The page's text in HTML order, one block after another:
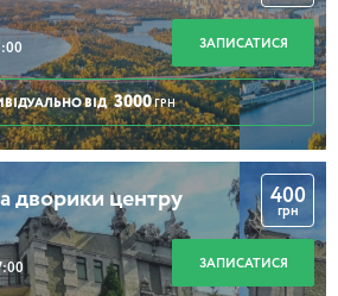
ЗАПИСАТИСЯ
ВІД 3000 ГРН
дворики центру 400
грн
ЗАПИСАТИСЯ